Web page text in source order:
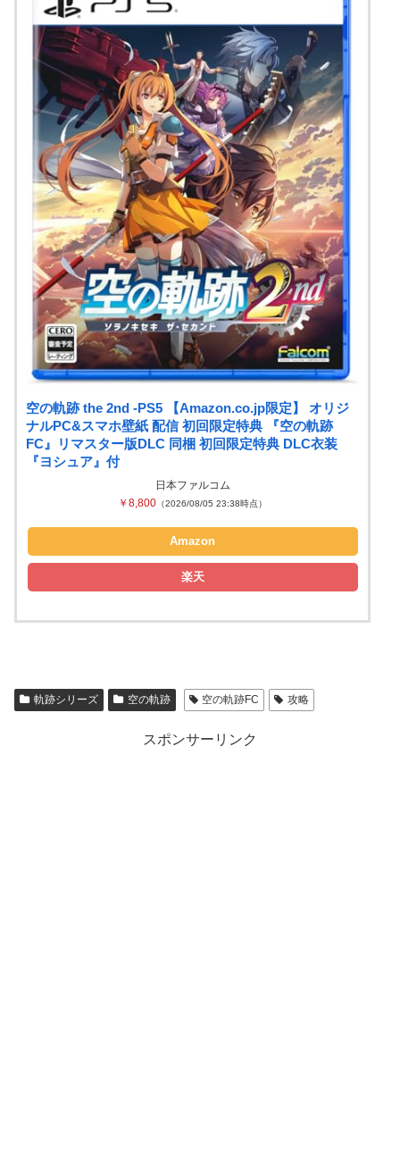
空の軌跡 the 2nd -PS5 【Amazon.co.jp限定】 オリジ
ナルPC&スマホ壁紙 配信 初回限定特典 『空の軌跡
FC』リマスター版DLC 同梱 初回限定特典 DLC衣装
『ヨシュア』付
日本ファルコム
￥8,800 （2026/08/05 23:38時点）
Amazon
楽天
軌跡シリーズ 空の軌跡 空の軌跡FC 攻略
スポンサーリンク